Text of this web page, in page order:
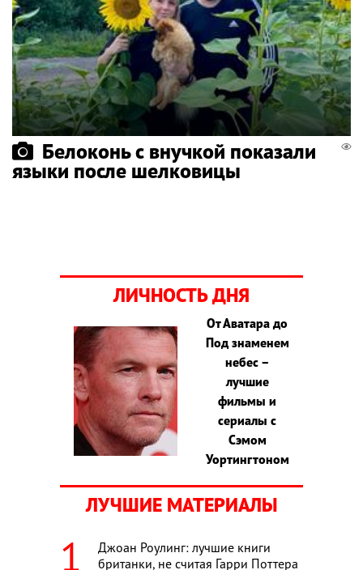
Белоконь с внучкой показали
языки после шелковицы
ЛИЧНОСТЬ ДНЯ
От Аватара до
Под знаменем
небес –
лучшие
фильмы и
сериалы с
Сэмом
Уортингтоном
ЛУЧШИЕ МАТЕРИАЛЫ
Джоан Роулинг: лучшие книги
британки, не считая Гарри Поттера